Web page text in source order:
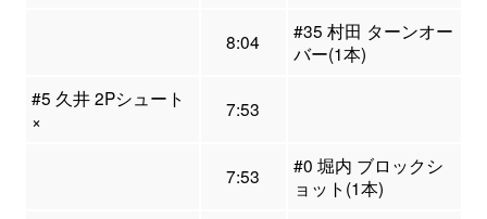
8:04
#35 村田 ターンオー
バー(1本)
#5 久井 2Pシュート
×
7:53
7:53
#0 堀内 ブロックシ
ョット(1本)